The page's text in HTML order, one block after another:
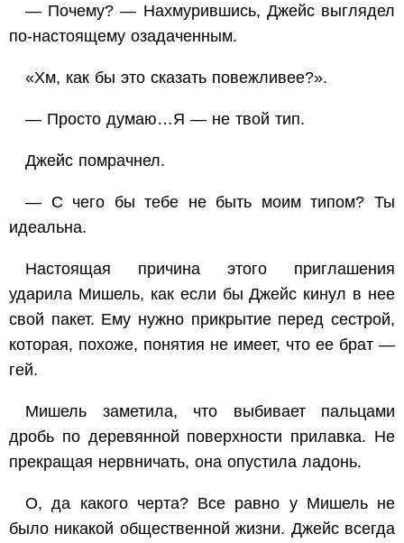
— Почему? — Нахмурившись, Джейс выглядел
по-настоящему озадаченным.
«Хм, как бы это сказать повежливее?».
— Просто думаю…Я — не твой тип.
Джейс помрачнел.
— С чего бы тебе не быть моим типом? Ты
идеальна.
Настоящая причина этого приглашения
ударила Мишель, как если бы Джейс кинул в нее
свой пакет. Ему нужно прикрытие перед сестрой,
которая, похоже, понятия не имеет, что ее брат —
гей.
Мишель заметила, что выбивает пальцами
дробь по деревянной поверхности прилавка. Не
прекращая нервничать, она опустила ладонь.
О, да какого черта? Все равно у Мишель не
было никакой общественной жизни. Джейс всегда